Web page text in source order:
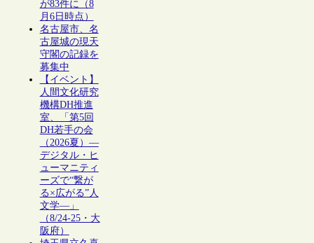
が83件に（8
月6日時点）
名古屋市、名
古屋城の現天
守閣の記録を
募集中
【イベント】
人間文化研究
機構DH推進
室、「第5回
DH若手の会
（2026夏）―
デジタル・ヒ
ューマニティ
ーズで“繋が
る×広がる”人
文学―」
（8/24-25・大
阪府）